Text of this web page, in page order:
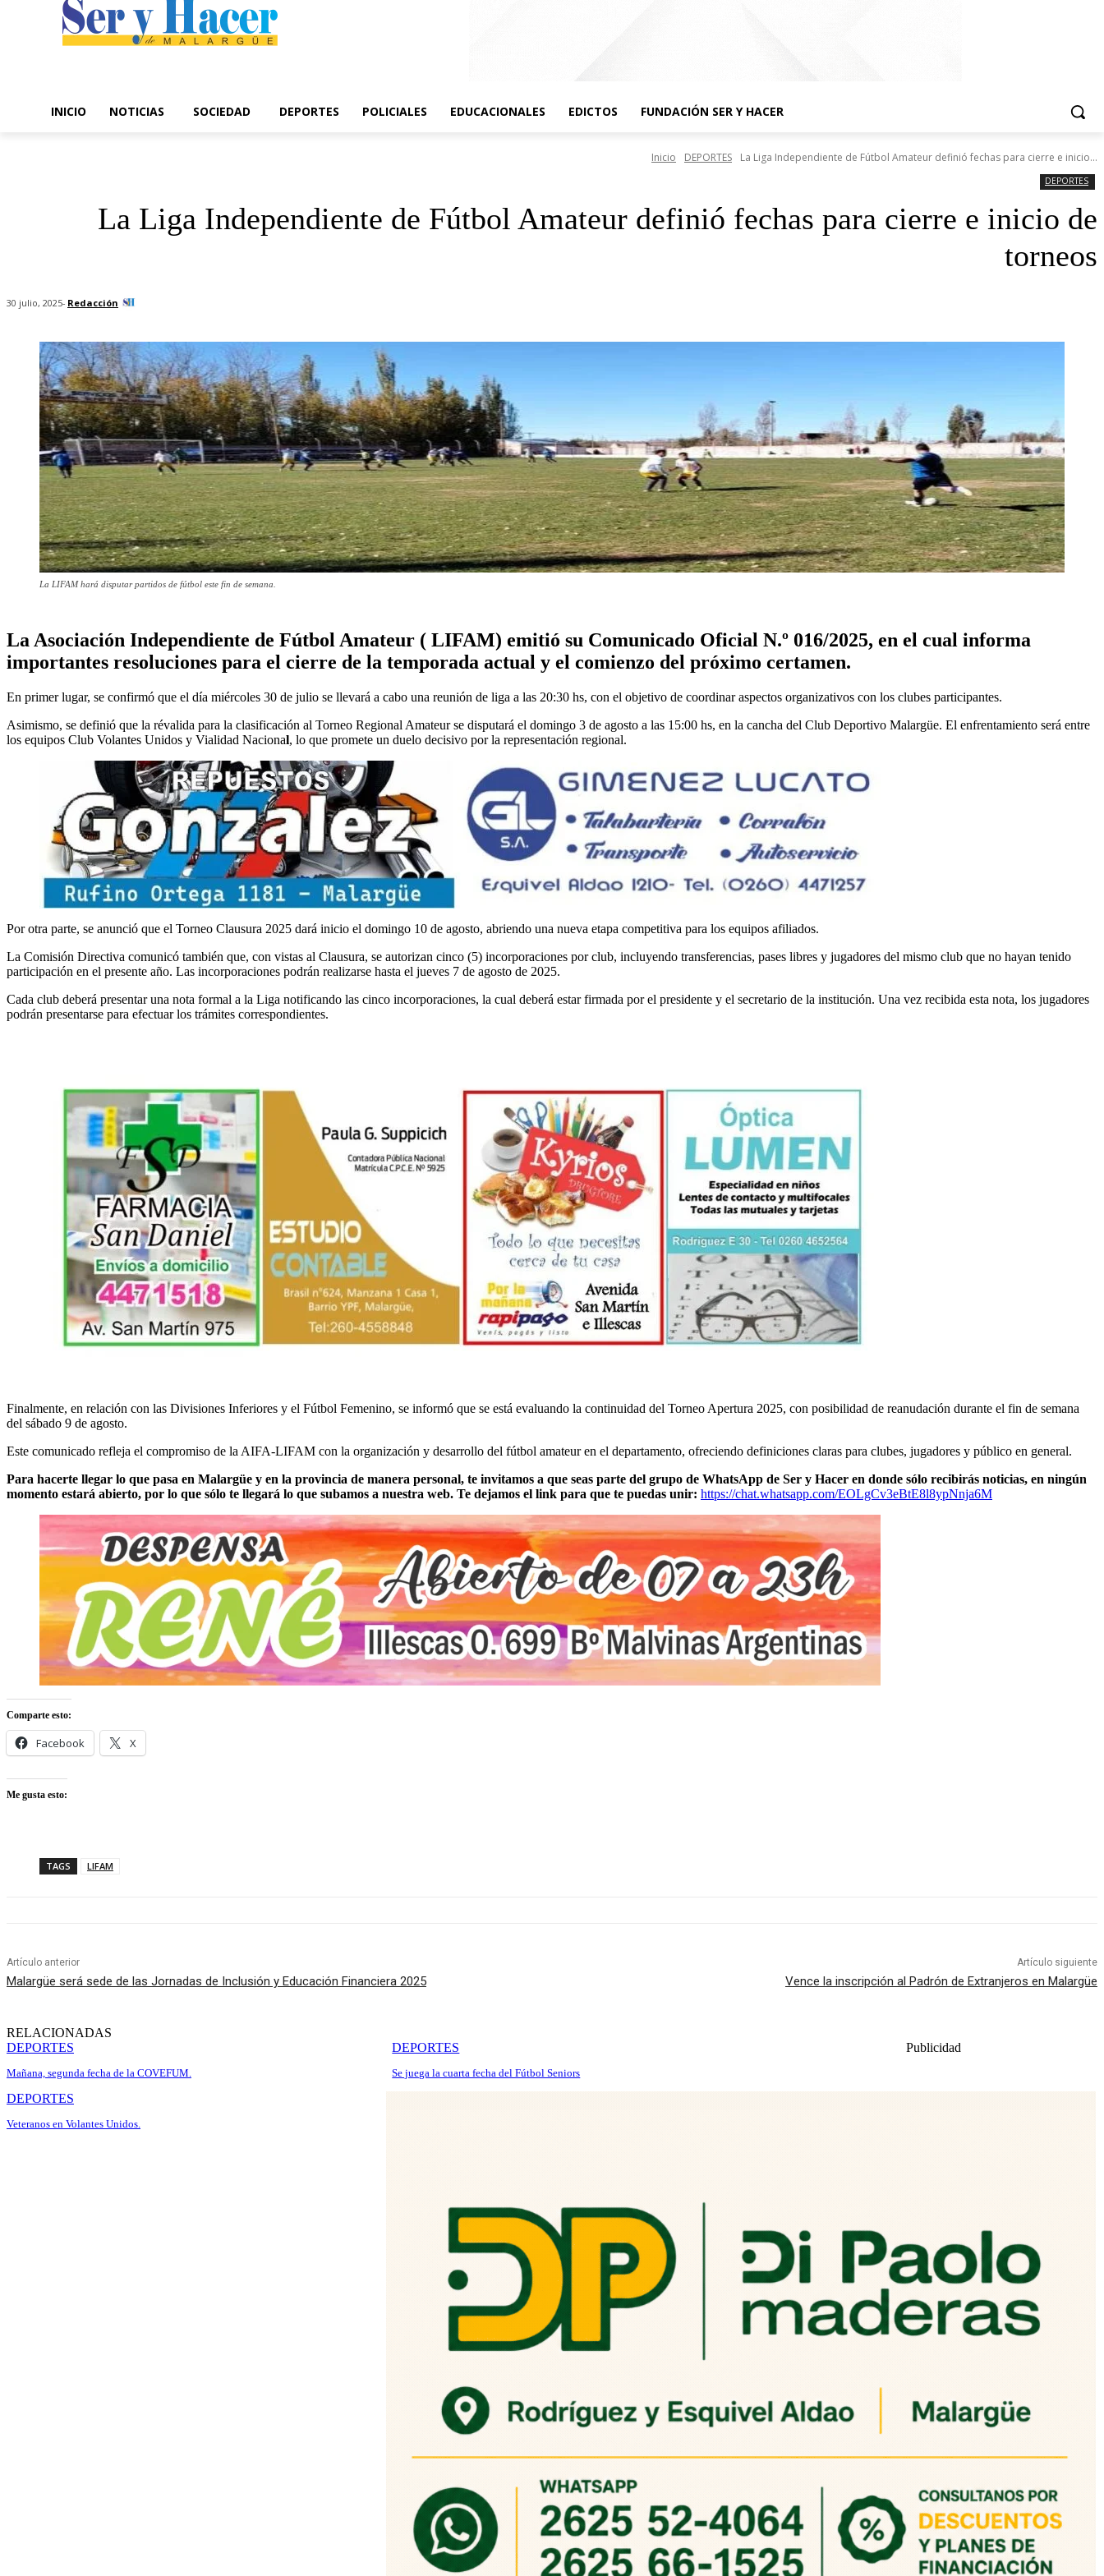
INICIO NOTICIAS SOCIEDAD DEPORTES POLICIALES EDUCACIONALES EDICTOS FUNDACIÓN SER Y HACER
Inicio DEPORTES La Liga Independiente de Fútbol Amateur definió fechas para cierre e inicio...
DEPORTES
La Liga Independiente de Fútbol Amateur definió fechas para cierre e inicio de
torneos
30 julio, 2025- Redacción
La LIFAM hará disputar partidos de fútbol este fin de semana.
La Asociación Independiente de Fútbol Amateur ( LIFAM) emitió su Comunicado Oficial N.º 016/2025, en el cual informa
importantes resoluciones para el cierre de la temporada actual y el comienzo del próximo certamen.
En primer lugar, se confirmó que el día miércoles 30 de julio se llevará a cabo una reunión de liga a las 20:30 hs, con el objetivo de coordinar aspectos organizativos con los clubes participantes.
Asimismo, se definió que la révalida para la clasificación al Torneo Regional Amateur se disputará el domingo 3 de agosto a las 15:00 hs, en la cancha del Club Deportivo Malargüe. El enfrentamiento será entre
los equipos Club Volantes Unidos y Vialidad Nacional, lo que promete un duelo decisivo por la representación regional.
Por otra parte, se anunció que el Torneo Clausura 2025 dará inicio el domingo 10 de agosto, abriendo una nueva etapa competitiva para los equipos afiliados.
La Comisión Directiva comunicó también que, con vistas al Clausura, se autorizan cinco (5) incorporaciones por club, incluyendo transferencias, pases libres y jugadores del mismo club que no hayan tenido
participación en el presente año. Las incorporaciones podrán realizarse hasta el jueves 7 de agosto de 2025.
Cada club deberá presentar una nota formal a la Liga notificando las cinco incorporaciones, la cual deberá estar firmada por el presidente y el secretario de la institución. Una vez recibida esta nota, los jugadores
podrán presentarse para efectuar los trámites correspondientes.
Finalmente, en relación con las Divisiones Inferiores y el Fútbol Femenino, se informó que se está evaluando la continuidad del Torneo Apertura 2025, con posibilidad de reanudación durante el fin de semana
del sábado 9 de agosto.
Este comunicado refleja el compromiso de la AIFA-LIFAM con la organización y desarrollo del fútbol amateur en el departamento, ofreciendo definiciones claras para clubes, jugadores y público en general.
Para hacerte llegar lo que pasa en Malargüe y en la provincia de manera personal, te invitamos a que seas parte del grupo de WhatsApp de Ser y Hacer en donde sólo recibirás noticias, en ningún
momento estará abierto, por lo que sólo te llegará lo que subamos a nuestra web. Te dejamos el link para que te puedas unir: https://chat.whatsapp.com/EOLgCv3eBtE8l8ypNnja6M
Comparte esto:
Facebook X
Me gusta esto:
TAGS LIFAM
Artículo anterior
Malargüe será sede de las Jornadas de Inclusión y Educación Financiera 2025
Artículo siguiente
Vence la inscripción al Padrón de Extranjeros en Malargüe
RELACIONADAS
DEPORTES
Mañana, segunda fecha de la COVEFUM.
DEPORTES
Se juega la cuarta fecha del Fútbol Seniors
DEPORTES
Veteranos en Volantes Unidos.
Publicidad